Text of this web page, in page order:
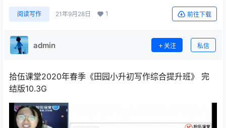
阅读写作 21年9月28日 1 前往下载
admin 关注 私信
拾伍课堂2020年春季《田园小升初写作综合提升班》 完
结版10.3G